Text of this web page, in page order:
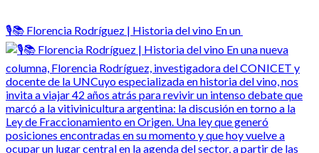
🎙️📚 Florencia Rodríguez | Historia del vino En un